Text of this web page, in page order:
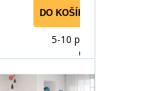
DO KOŠÍKA
5-10 prac.
dnů